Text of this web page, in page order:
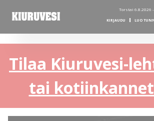
Torstai 6.8.2026 -
KIRJAUDU LUO
Tilaa Kiuruvesi-
tai